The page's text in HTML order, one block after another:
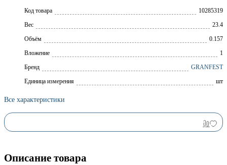
Код товара
10285319
Вес
23.4
Объём
0.157
Вложение
1
Брeнд
GRANFEST
Единица измерения
шт
Все характеристики
Описание товара